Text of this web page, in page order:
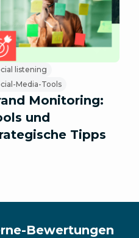
listening
Media-Tools
Monitoring:
und
Tipps
Bewertungen